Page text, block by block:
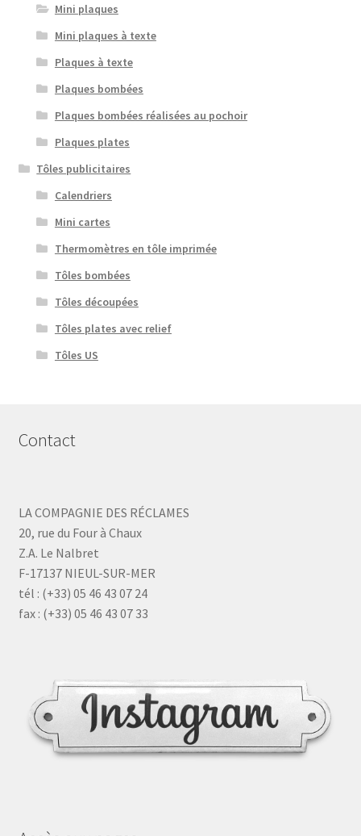
Mini plaques
Mini plaques à texte
Plaques à texte
Plaques bombées
Plaques bombées réalisées au pochoir
Plaques plates
Tôles publicitaires
Calendriers
Mini cartes
Thermomètres en tôle imprimée
Tôles bombées
Tôles découpées
Tôles plates avec relief
Tôles US
Contact
LA COMPAGNIE DES RÉCLAMES
20, rue du Four à Chaux
Z.A. Le Nalbret
F-17137 NIEUL-SUR-MER
tél : (+33) 05 46 43 07 24
fax : (+33) 05 46 43 07 33